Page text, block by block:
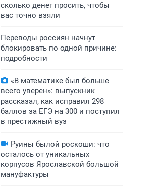
сколько денег просить, чтобы
вас точно взяли
Переводы россиян начнут
блокировать по одной причине:
подробности
«В математике был больше
всего уверен»: выпускник
рассказал, как исправил 298
баллов за ЕГЭ на 300 и поступил
в престижный вуз
Руины былой роскоши: что
осталось от уникальных
корпусов Ярославской большой
мануфактуры